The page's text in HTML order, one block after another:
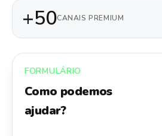
+50CANAIS PREMIUM
FORMULÁRIO
Como podemos
ajudar?